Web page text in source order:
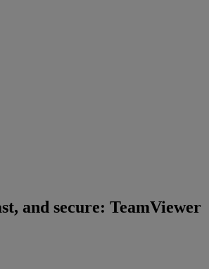
and secure: TeamViewer